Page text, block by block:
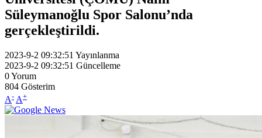
Süleymanoğlu Spor Salonu’nda
gerçekleştirildi.
2023-9-2 09:32:51 Yayınlanma
2023-9-2 09:32:51 Güncelleme
0Yorum
804 Gösterim
A- A+